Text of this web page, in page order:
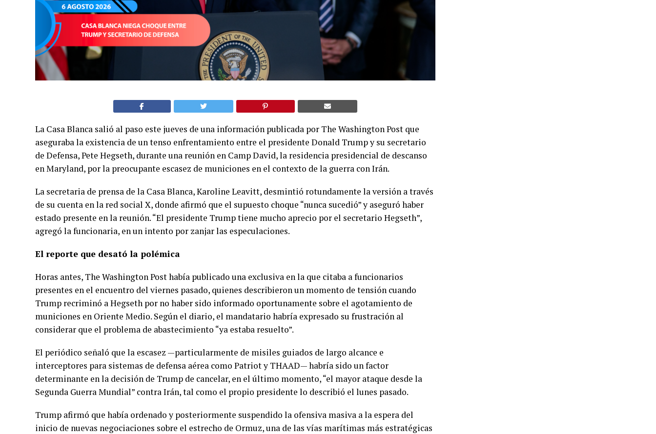
La Casa Blanca salió al paso este jueves de una información publicada por The Washington Post que
aseguraba la existencia de un tenso enfrentamiento entre el presidente Donald Trump y su secretario
de Defensa, Pete Hegseth, durante una reunión en Camp David, la residencia presidencial de descanso
en Maryland, por la preocupante escasez de municiones en el contexto de la guerra con Irán.
La secretaria de prensa de la Casa Blanca, Karoline Leavitt, desmintió rotundamente la versión a través
de su cuenta en la red social X, donde afirmó que el supuesto choque “nunca sucedió” y aseguró haber
estado presente en la reunión. “El presidente Trump tiene mucho aprecio por el secretario Hegseth”,
agregó la funcionaria, en un intento por zanjar las especulaciones.
El reporte que desató la polémica
Horas antes, The Washington Post había publicado una exclusiva en la que citaba a funcionarios
presentes en el encuentro del viernes pasado, quienes describieron un momento de tensión cuando
Trump recriminó a Hegseth por no haber sido informado oportunamente sobre el agotamiento de
municiones en Oriente Medio. Según el diario, el mandatario habría expresado su frustración al
considerar que el problema de abastecimiento “ya estaba resuelto”.
El periódico señaló que la escasez —particularmente de misiles guiados de largo alcance e
interceptores para sistemas de defensa aérea como Patriot y THAAD— habría sido un factor
determinante en la decisión de Trump de cancelar, en el último momento, “el mayor ataque desde la
Segunda Guerra Mundial” contra Irán, tal como el propio presidente lo describió el lunes pasado.
Trump afirmó que había ordenado y posteriormente suspendido la ofensiva masiva a la espera del
inicio de nuevas negociaciones sobre el estrecho de Ormuz, una de las vías marítimas más estratégicas